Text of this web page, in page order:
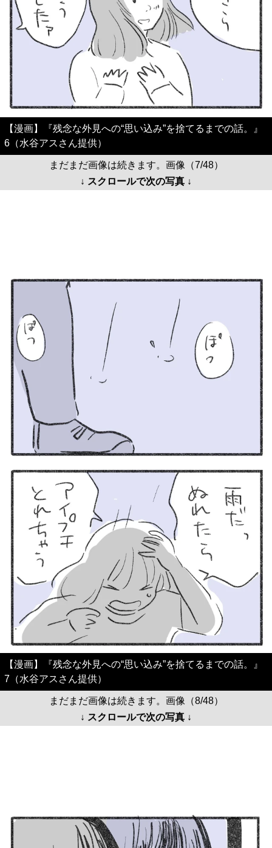
【漫画】『残念な外見への“思い込み”を捨てるまでの話。』
6（水谷アスさん提供）
まだまだ画像は続きます。画像（7/48）
↓ スクロールで次の写真 ↓
【漫画】『残念な外見への“思い込み”を捨てるまでの話。』
7（水谷アスさん提供）
まだまだ画像は続きます。画像（8/48）
↓ スクロールで次の写真 ↓